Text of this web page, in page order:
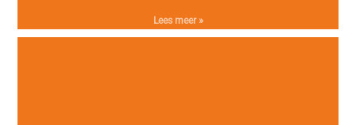
Lees meer »